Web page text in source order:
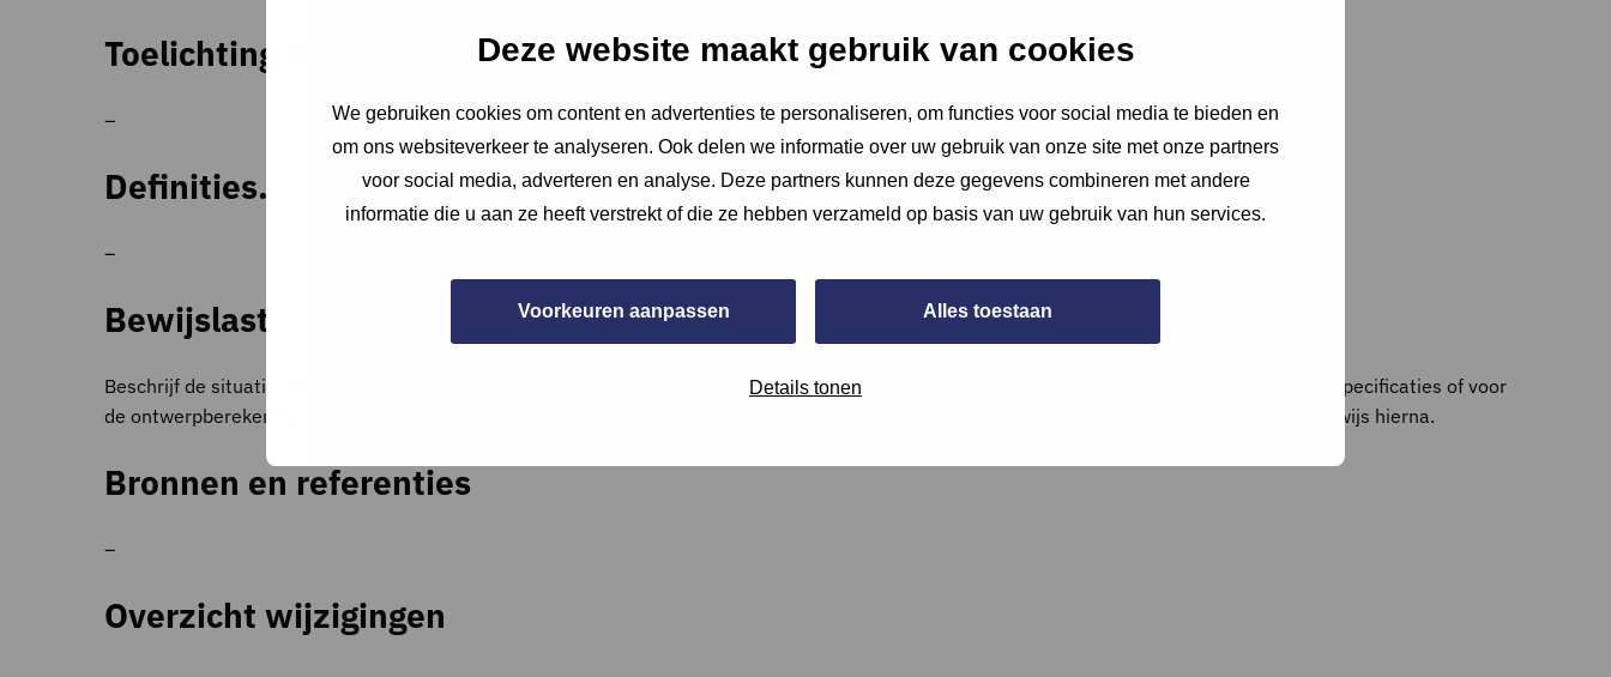
Deze website maakt gebruik van cookies
We gebruiken cookies om content en advertenties te personaliseren, om functies voor social media te bieden en
om ons websiteverkeer te analyseren. Ook delen we informatie over uw gebruik van onze site met onze partners
voor social media, adverteren en analyse. Deze partners kunnen deze gegevens combineren met andere
informatie die u aan ze heeft verstrekt of die ze hebben verzameld op basis van uw gebruik van hun services.
Voorkeuren aanpassen Alles toestaan
Details tonen
Toelichting op criteria
–
Definities.
–
Bewijslast
Beschrijf de situatie. Indien mogelijk maak een foto tijdens de opname van het installatiesysteem, lever een aankoopfactuur aan met product specificaties of voor
de ontwerpberekening voldoen omgevingsvergunning installatietekeningen. Voeg deze bij de bijlages bij de vraag of een apart document en verwijs hierna.
Bronnen en referenties
–
Overzicht wijzigingen